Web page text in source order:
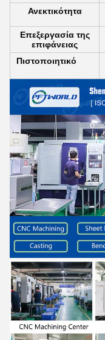
Ανεκτικότητα
Επεξεργασία της
επιφάνειας
Πιστοποιητικό